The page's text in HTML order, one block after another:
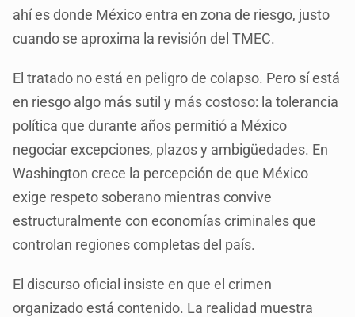
ahí es donde México entra en zona de riesgo, justo
cuando se aproxima la revisión del TMEC.
El tratado no está en peligro de colapso. Pero sí está
en riesgo algo más sutil y más costoso: la tolerancia
política que durante años permitió a México
negociar excepciones, plazos y ambigüedades. En
Washington crece la percepción de que México
exige respeto soberano mientras convive
estructuralmente con economías criminales que
controlan regiones completas del país.
El discurso oficial insiste en que el crimen
organizado está contenido. La realidad muestra